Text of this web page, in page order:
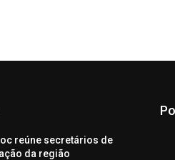
reúne secretários de
da região